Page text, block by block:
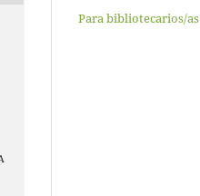
Para bibliotecarios/as